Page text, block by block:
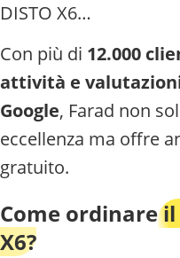
DISTO X6…
Con più di 12.000
attività e
Google, Farad non
eccellenza ma offre
gratuito.
Come ordinareil
X6?